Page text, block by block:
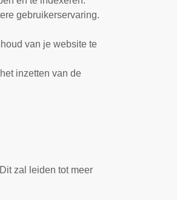
gebruikerservaring.
van je website te
inzetten van de
zal leiden tot meer